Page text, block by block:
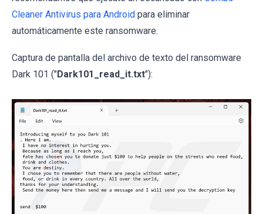
Cleaner Antivirus para Android para eliminar
automáticamente este ransomware.
Captura de pantalla del archivo de texto del ransomware
Dark 101 ("Dark101_read_it.txt"):